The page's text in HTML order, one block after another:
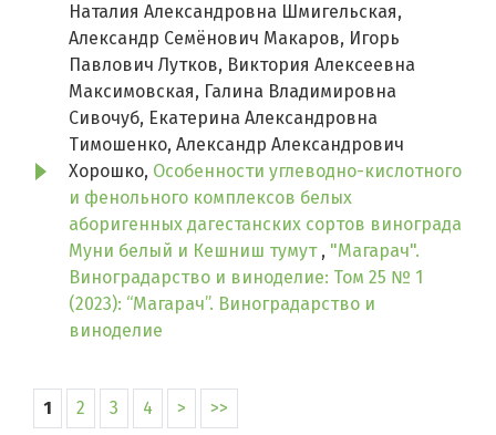
Наталия Александровна Шмигельская,
Александр Семёнович Макаров, Игорь
Павлович Лутков, Виктория Алексеевна
Максимовская, Галина Владимировна
Сивочуб, Екатерина Александровна
Тимошенко, Александр Александрович
Хорошко, Особенности углеводно-кислотного
и фенольного комплексов белых
аборигенных дагестанских сортов винограда
Муни белый и Кешниш тумут , "Магарач".
Виноградарство и виноделие: Том 25 № 1
(2023): “Магарач”. Виноградарство и
виноделие
1 2 3 4 > >>